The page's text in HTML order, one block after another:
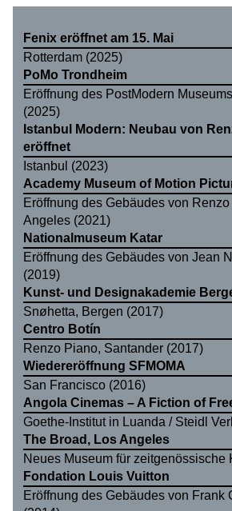
Fenix eröffnet am 15. Mai
Rotterdam (2025)
PoMo Trondheim
Eröffnung des PostModern
(2025)
Istanbul Modern: Neubau von
eröffnet
Istanbul (2023)
Academy Museum of Motion
Eröffnung des Gebäudes von
Angeles (2021)
Nationalmuseum Katar
Eröffnung des Gebäudes von Jean
(2019)
Kunst- und Designakademie
Snøhetta, Bergen (2017)
Centro Botín
Renzo Piano, Santander (2017)
Wiedereröffnung SFMOMA
San Francisco (2016)
Angola Cinemas – A Fiction of
Goethe-Institut in Luanda / Steidl
The Broad, Los Angeles
Neues Museum für zeitgenössische
Fondation Louis Vuitton
Eröffnung des Gebäudes von Frank